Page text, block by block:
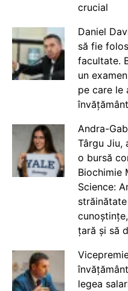
crucial
Daniel
să fie
facultate.
un
pe care le
Andra-
Târgu Jiu,
o bursă
Biochimie
Science:
țară și să
legea